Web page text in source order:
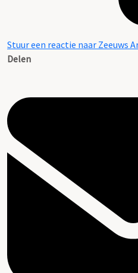
Stuur een reactie naar Zeeuws
Delen